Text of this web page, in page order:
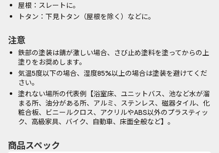
屋根：スレートに。
トタン：下見トタン（屋根を除く）などに。
注意
鉄部の塗装は錆が激しい場合、さび止め塗料を塗ってからの上
塗りをお奨めします。
気温5度以下の場合、湿度85%以上の場合は塗装を避けてくだ
さい。
塗れない場所の代表例【浴室床、ユニットバス、池など水が溜
まる所、油分がある所、アルミ、ステンレス、磁器タイル、化
粧合板、ビニールクロス、アクリルやABS以外のプラスティッ
ク、高級家具、バイク、自動車、床面全般など】。
商品スペック